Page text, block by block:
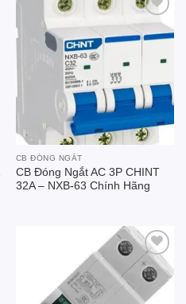
Add to
wishlist
CB ĐÓNG NGẮT
CB Đóng Ngắt AC 3P CHINT
32A – NXB-63 Chính Hãng
Add to
wishlist